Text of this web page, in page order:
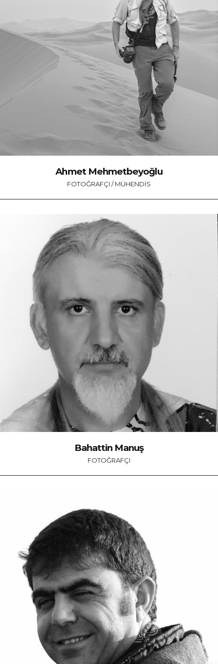
Ahmet Mehmetbeyoğlu
FOTOĞRAFÇI / MÜHENDIS
Bahattin Manuş
FOTOĞRAFÇI